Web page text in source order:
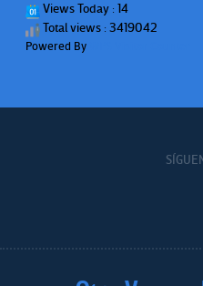
Views Today : 14
Total views : 3419042
Powered By